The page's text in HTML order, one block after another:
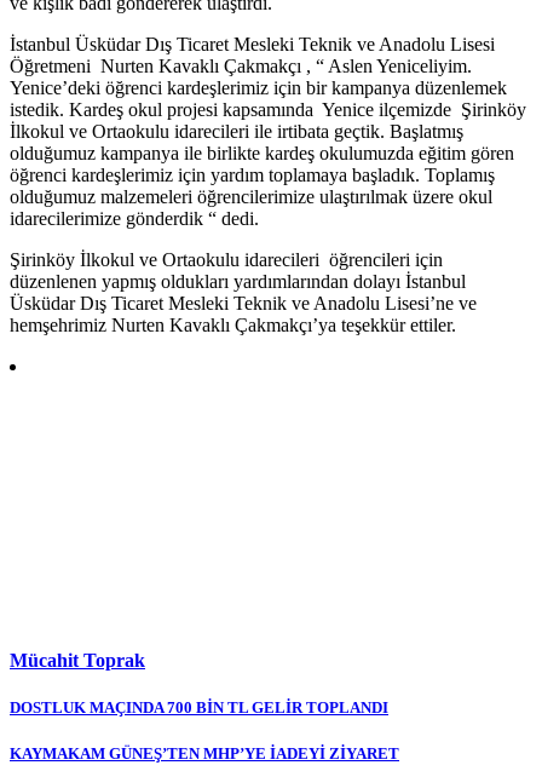
İstanbul Üsküdar Dış Ticaret Mesleki Teknik ve Anadolu Lisesi
Öğretmeni Nurten Kavaklı Çakmakçı , “ Aslen Yeniceliyim.
Yenice’deki öğrenci kardeşlerimiz için bir kampanya düzenlemek
istedik. Kardeş okul projesi kapsamında Yenice ilçemizde Şirinköy
İlkokul ve Ortaokulu idarecileri ile irtibata geçtik. Başlatmış
olduğumuz kampanya ile birlikte kardeş okulumuzda eğitim gören
öğrenci kardeşlerimiz için yardım toplamaya başladık. Toplamış
olduğumuz malzemeleri öğrencilerimize ulaştırılmak üzere okul
idarecilerimize gönderdik “ dedi.
Şirinköy İlkokul ve Ortaokulu idarecileri öğrencileri için
düzenlenen yapmış oldukları yardımlarından dolayı İstanbul
Üsküdar Dış Ticaret Mesleki Teknik ve Anadolu Lisesi’ne ve
hemşehrimiz Nurten Kavaklı Çakmakçı’ya teşekkür ettiler.
Mücahit Toprak
Yazı
gezinmesi
DOSTLUK MAÇINDA 700 BİN TL GELİR TOPLANDI
KAYMAKAM GÜNEŞ’TEN MHP’YE İADEYİ ZİYARET